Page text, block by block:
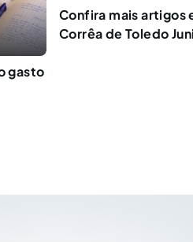
gasto
Confira mais artigos
Corrêa de Toledo